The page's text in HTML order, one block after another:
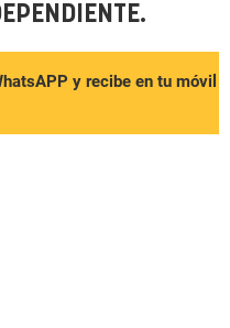
y recibe en tu móvil